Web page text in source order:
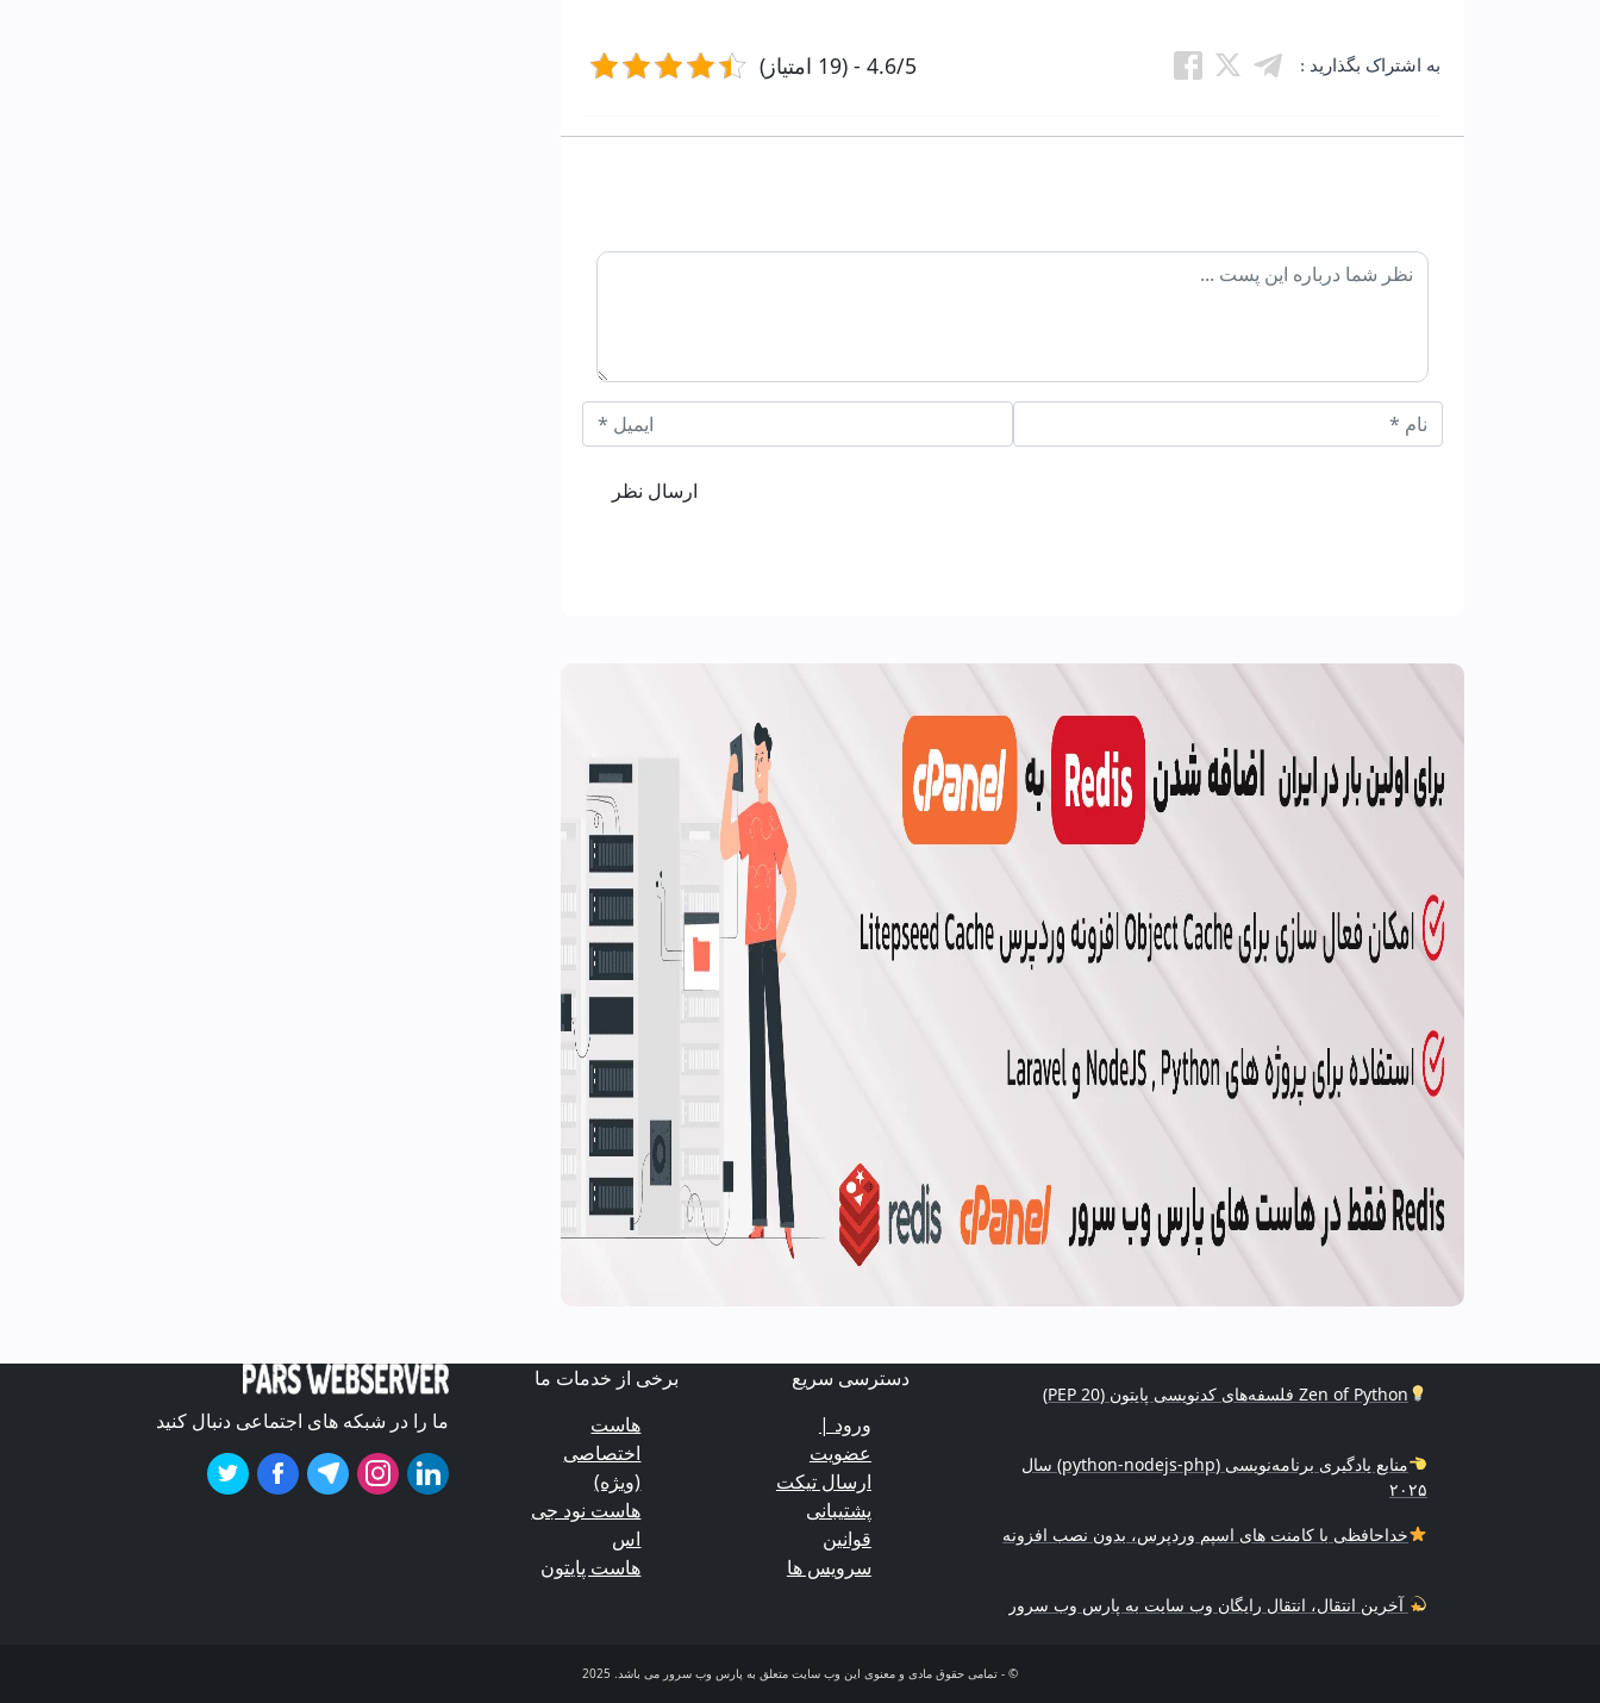
4.6/5 - (19 امتیاز) به اشتراک بگذارید :
Zen of Python فلسفه‌های کدنویسی پایتون (PEP 20)
منابع یادگیری برنامه‌نویسی (python-nodejs-php) سال
۲۰۲۵
خداحافظی با کامنت های اسپم وردپرس، بدون نصب افزونه
آخرین انتقال، انتقال رایگان وب سایت به پارس وب سرور
دسترسی سریع
ورود |
عضویت
ارسال تیکت
پشتیبانی
قوانین
سرویس ها
برخی از خدمات ما
هاست
اختصاصی
(ویژه)
هاست نود جی
اس
هاست پایتون
ما را در شبکه های اجتماعی دنبال کنید
© - تمامی حقوق مادی و معنوی این وب سایت متعلق به پارس وب سرور می باشد. 2025